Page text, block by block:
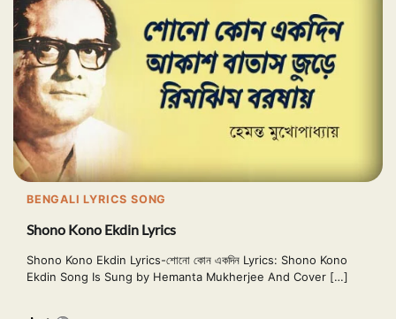
BENGALI LYRICS SONG
Shono Kono Ekdin Lyrics
Shono Kono Ekdin Lyrics-শোনো কোন একদিন Lyrics: Shono Kono
Ekdin Song Is Sung by Hemanta Mukherjee And Cover […]